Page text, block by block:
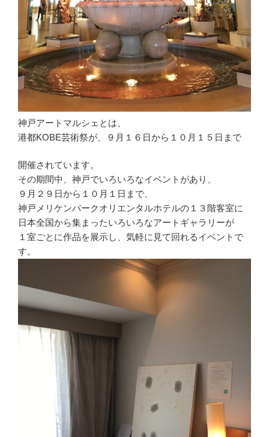
神戸アートマルシェとは、
港都KOBE芸術祭が、９月１６日から１０月１５日まで
開催されています。
その期間中、神戸でいろいろなイベントがあり、
９月２９日から１０月１日まで、
神戸メリケンパークオリエンタルホテルの１３階客室に
日本全国から集まったいろいろなアートギャラリーが
１室ごとに作品を展示し、気軽に見て回れるイベントで
す。